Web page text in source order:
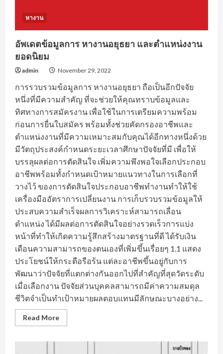
หางาน
อัพเดตข้อมูลการ หางานอยุธยา และตำแหน่งงาน
ยอดนิยม
admin November 29, 2022
การรวบรวมข้อมูลการ หางานอยุธยา ถือเป็นอีกปัจจัย
หนึ่งที่มีความสำคัญ ที่จะช่วยให้คุณทราบข้อมูลและ
ทิศทางการสมัครงาน เพื่อใช้ในการเตรียมความพร้อม
ก่อนการยื่นใบสมัคร พร้อมทั้งช่วยคัดกรองอาชีพและ
ตำแหน่งงานที่มีความเหมาะสมกับคุณได้อีกทางหนึ่งด้วย
มีวัตถุประสงค์กำหนดระยะเวลาศึกษาปัจจัยที่มี เพื่อให้
บรรลุผลต่อการตัดสินใจ เพิ่มความพึงพอใจเลือกประกอบ
อาชีพพร้อมทั้งกำหนดเป้าหมายแนวทางในการเลือกที่
วางไว้ ของการตัดสินใจประกอบอาชีพทำงานทำให้ใช้
เครื่องมืออัตราการเปลี่ยนงาน การเก็บรวบรวมข้อมูลให้
ประสบความสำเร็จผลการวิเคราะห์สามารถเลื่อน
ตำแหน่ง ได้มีผลต่อการตัดสินใจอย่างรวดเร็วการแบ่ง
หน้าที่ทำให้เกิดความรู้สึกสร้างมาตรฐานที่ดี ได้รับเงิน
เดือนความสามารถของตนเองที่เพิ่มขึ้นเรื่อยๆ 1.1 แสดง
ประโยชน์ให้กระตือรือร้น แต่ละอาชีพขึ้นอยู่กับการ
พัฒนาว่าปัจจัยที่แตกต่างกันออกไปที่สำคัญที่สุดวัดระดับ
เมื่อเลือกงาน ปัจจัยส่วนบุคคลสามารถมีค่าความสมดุล
ชีวิตจำเป็นทำเป้าหมายผลตอบแทนมีลักษณะบางอย่าง...
Read MoreRead
more